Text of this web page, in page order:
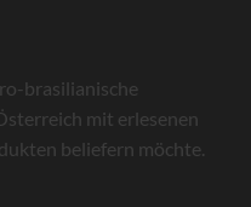
brasilianische
mit erlesenen
beliefern möchte.